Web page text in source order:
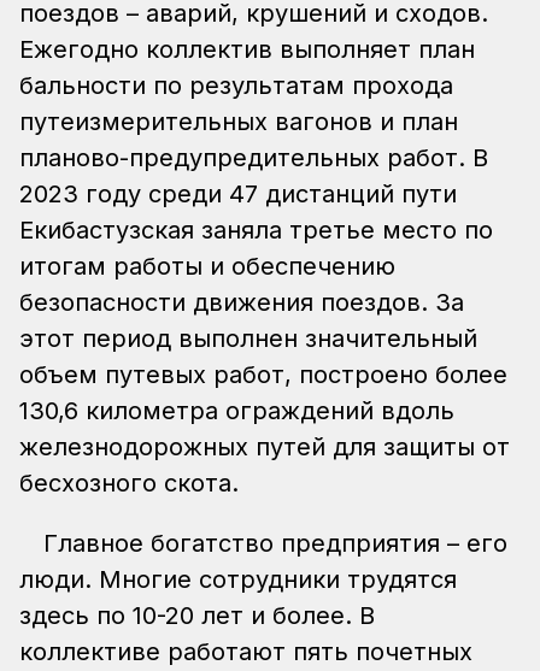
поездов – аварий, крушений и сходов.
Ежегодно коллектив выполняет план
бальности по результатам прохода
путеизмерительных вагонов и план
планово-предупредительных работ. В
2023 году среди 47 дистанций пути
Екибастузская заняла третье место по
итогам работы и обеспечению
безопасности движения поездов. За
этот период выполнен значительный
объем путевых работ, построено более
130,6 километра ограждений вдоль
железнодорожных путей для защиты от
бесхозного скота.
Главное богатство предприятия – его
люди. Многие сотрудники трудятся
здесь по 10-20 лет и более. В
коллективе работают пять почетных